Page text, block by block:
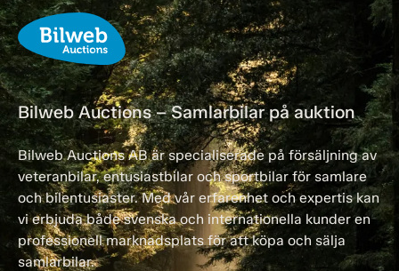
Bilweb Auctions – Samlarbilar på auktion
Bilweb Auctions AB är specialiserade på försäljning av
veteranbilar, entusiastbilar och sportbilar för samlare
och bilentusiaster. Med vår erfarenhet och expertis kan
vi erbjuda både svenska och internationella kunder en
professionell marknadsplats för att köpa och sälja
samlarbilar.